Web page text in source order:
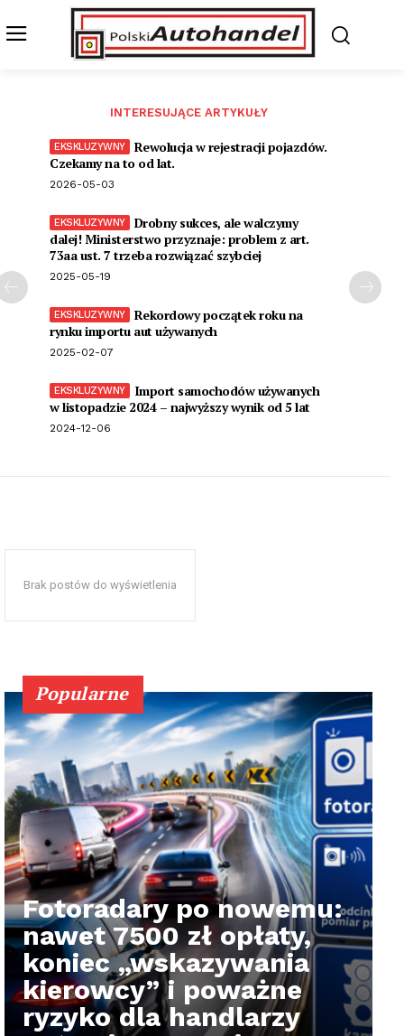
INTERESUJĄCE ARTYKUŁY
Rewolucja w rejestracji pojazdów.
Czekamy na to od lat.
2026-05-03
Drobny sukces, ale walczymy
dalej! Ministerstwo przyznaje: problem z art.
73aa ust. 7 trzeba rozwiązać szybciej
2025-05-19
Rekordowy początek roku na
rynku importu aut używanych
2025-02-07
Import samochodów używanych
w listopadzie 2024 – najwyższy wynik od 5 lat
2024-12-06
Brak postów do wyświetlenia
Popularne
Fotoradary po nowemu:
nawet 7500 zł opłaty,
koniec „wskazywania
kierowcy” i poważne
ryzyko dla handlarzy